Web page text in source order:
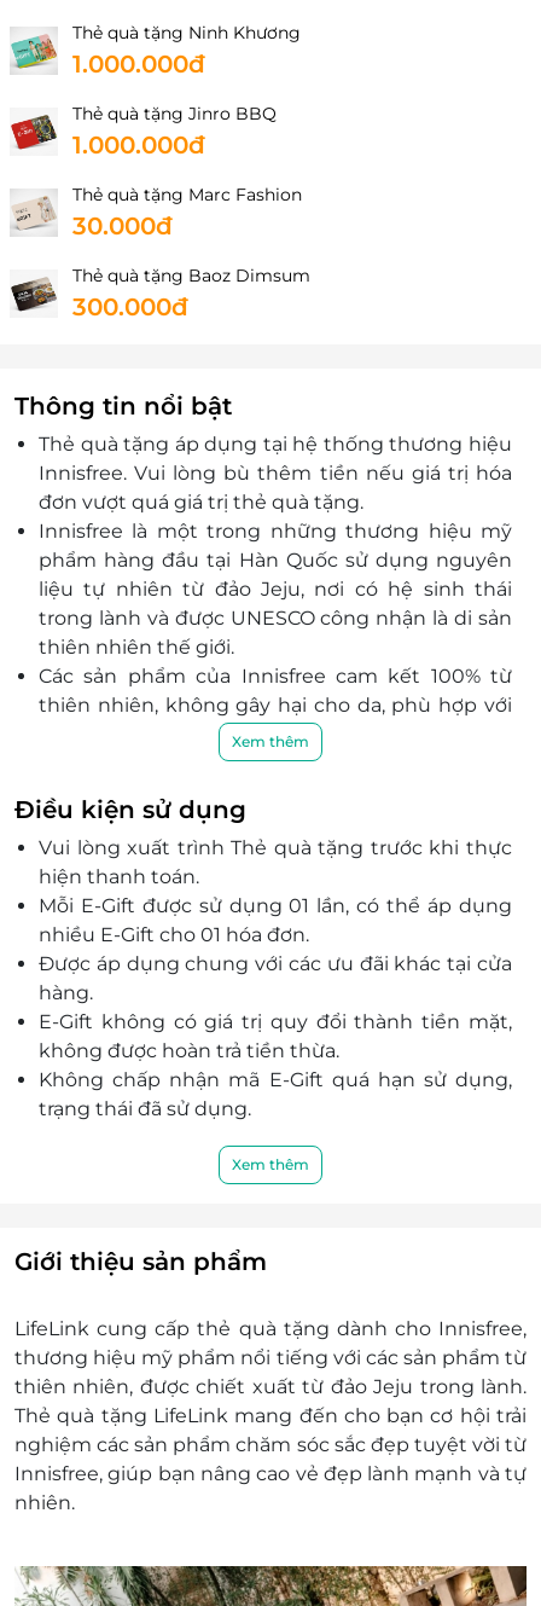
Thẻ quà tặng Ninh Khương
1.000.000đ
Thẻ quà tặng Jinro BBQ
1.000.000đ
Thẻ quà tặng Marc Fashion
30.000đ
Thẻ quà tặng Baoz Dimsum
300.000đ
Thông tin nổi bật
Thẻ quà tặng áp dụng tại hệ thống thương hiệu
Innisfree. Vui lòng bù thêm tiền nếu giá trị hóa
đơn vượt quá giá trị thẻ quà tặng.
Innisfree là một trong những thương hiệu mỹ
phẩm hàng đầu tại Hàn Quốc sử dụng nguyên
liệu tự nhiên từ đảo Jeju, nơi có hệ sinh thái
trong lành và được UNESCO công nhận là di sản
thiên nhiên thế giới.
Các sản phẩm của Innisfree cam kết 100% từ
thiên nhiên, không gây hại cho da, phù hợp với
Innisfree nổi bật với các dòng sản phẩm chăm
sóc da, dưỡng ẩm, làm sáng da mang lại hiệu
quả rõ rệt ngay từ lần sử dụng đầu tiên.
Thương hiệu thu hút đông đảo tín đồ làm đẹp
trẻ, đặc biệt là thế hệ Millennials, nhờ vào chất
lượng vượt trội và bao bì thân thiện.
Xem thêm
Điều kiện sử dụng
Vui lòng xuất trình Thẻ quà tặng trước khi thực
hiện thanh toán.
Mỗi E-Gift được sử dụng 01 lần, có thể áp dụng
nhiều E-Gift cho 01 hóa đơn.
Được áp dụng chung với các ưu đãi khác tại cửa
hàng.
E-Gift không có giá trị quy đổi thành tiền mặt,
không được hoàn trả tiền thừa.
Không chấp nhận mã E-Gift quá hạn sử dụng,
trạng thái đã sử dụng.
giá trị của E-Gift thì khách hàng phải thanh toán
mã thẻ quà tặng sau khi đặt mua. LifeLink sẽ
không chịu trách nhiệm hoàn trả các mã thẻ bị
do gì.
LifeLink sẽ không chịu trách nhiệm đối với chất
lượng sản phẩm hoặc dịch vụ được cung cấp
cũng như đối với các tranh chấp về sau giữa
khách hàng và nhà cung cấp.
LifeLink có quyền sửa chữa hoặc thay đổi điều
khoản và điều kiện sử dụng mà không thông
Hotline hỗ trợ: 1900 2065 -
Xem thêm
Giới thiệu sản phẩm
LifeLink cung cấp thẻ quà tặng dành cho Innisfree,
thương hiệu mỹ phẩm nổi tiếng với các sản phẩm từ
thiên nhiên, được chiết xuất từ đảo Jeju trong lành.
Thẻ quà tặng LifeLink mang đến cho bạn cơ hội trải
nghiệm các sản phẩm chăm sóc sắc đẹp tuyệt vời từ
Innisfree, giúp bạn nâng cao vẻ đẹp lành mạnh và tự
nhiên.